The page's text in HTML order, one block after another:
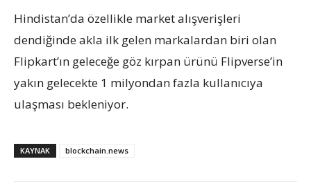
Hindistan’da özellikle market alışverişleri
dendiğinde akla ilk gelen markalardan biri olan
Flipkart’ın geleceğe göz kırpan ürünü Flipverse’in
yakın gelecekte 1 milyondan fazla kullanıcıya
ulaşması bekleniyor.
KAYNAK blockchain.news